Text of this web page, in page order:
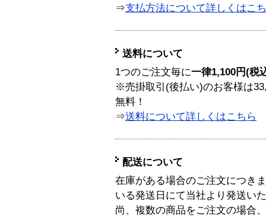
⇒支払方法について詳しくはこ
送料について
1つのご注文毎に一律1,100円(税
※売掛取引(後払い)のお客様は
無料！
⇒送料について詳しくはこちら
配送について
在庫がある場合のご注文につき
いる発送日にて当社より発送い
尚、複数の商品をご注文の場合